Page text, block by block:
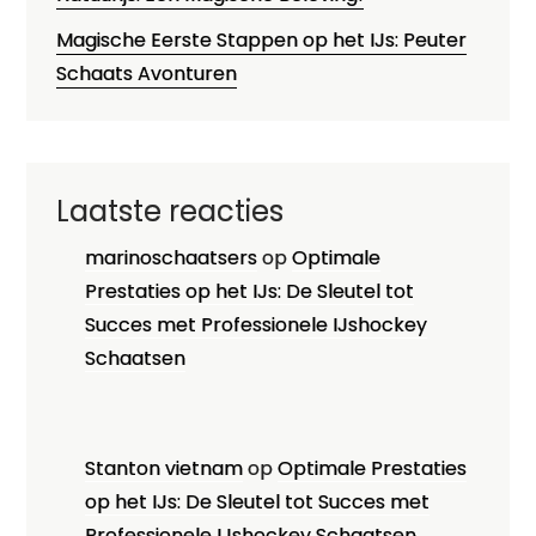
Magische Eerste Stappen op het IJs: Peuter
Schaats Avonturen
Laatste reacties
marinoschaatsersopOptimale
Prestaties op het IJs: De Sleutel tot
Succes met Professionele IJshockey
Schaatsen
Stanton vietnamopOptimale Prestaties
op het IJs: De Sleutel tot Succes met